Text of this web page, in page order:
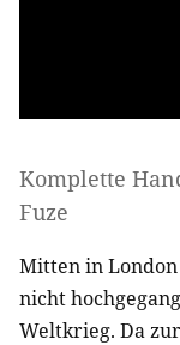
Komplette
Fuze
Mitten in
nicht
Weltkrieg. Da